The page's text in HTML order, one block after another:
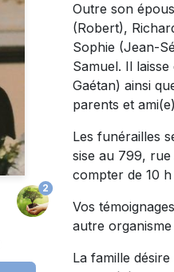
2
Outre son
(Robert),
Sophie (Jean-
Samuel. Il
Gaétan) ainsi
parents et
Les funérailles
sise au 799, rue
compter de 10 h
Vos
autre
La famille